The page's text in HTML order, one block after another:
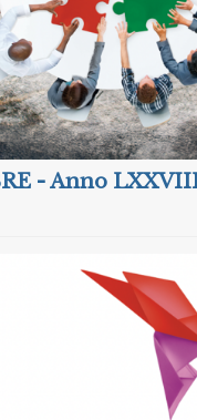
- Anno